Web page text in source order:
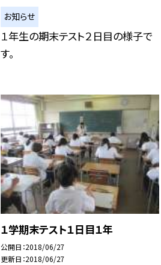
お知らせ
１年生の期末テスト２日目の様子で
す。
１学期末テスト１日目１年
公開日 2018/06/27
更新日 2018/06/27